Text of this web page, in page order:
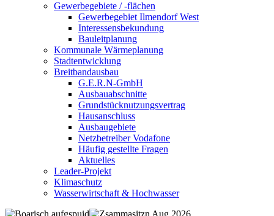
Gewerbegebiete / -flächen
Gewerbegebiet Ilmendorf West
Interessensbekundung
Bauleitplanung
Kommunale Wärmeplanung
Stadtentwicklung
Breitbandausbau
G.E.R.N-GmbH
Ausbauabschnitte
Grundstücknutzungsvertrag
Hausanschluss
Ausbaugebiete
Netzbetreiber Vodafone
Häufig gestellte Fragen
Aktuelles
Leader-Projekt
Klimaschutz
Wasserwirtschaft & Hochwasser